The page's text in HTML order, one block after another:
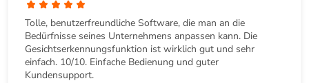
Tolle, benutzerfreundliche Software, die man an die
Bedürfnisse seines Unternehmens anpassen kann. Die
Gesichtserkennungsfunktion ist wirklich gut und sehr
einfach. 10/10. Einfache Bedienung und guter
Kundensupport.